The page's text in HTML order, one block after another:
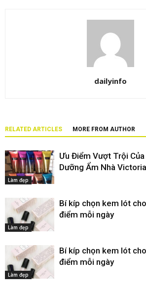
dailyinfo
RELATED ARTICLES MORE FROM AUTHOR
Làm đẹp
Ưu Điểm Vượt Trội
Dưỡng Ẩm Nhà
Làm đẹp
Bí kíp chọn kem lót
điểm mỗi ngày
Làm đẹp
Bí kíp chọn kem lót
điểm mỗi ngày